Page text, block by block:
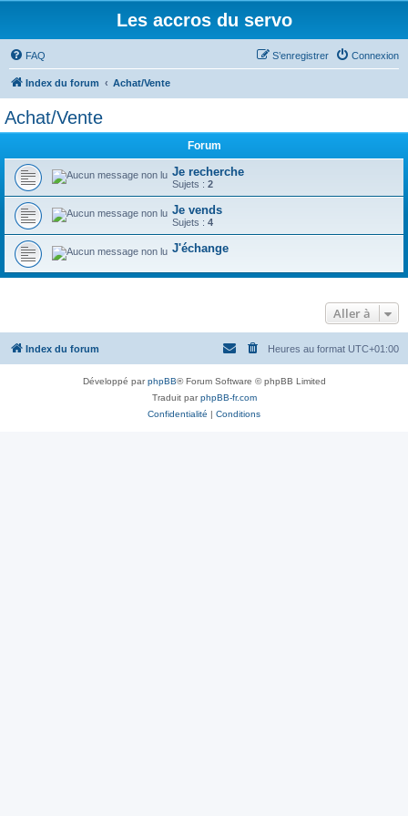
Les accros du servo
FAQ Connexion
S’enregistrer
Index du forum Achat/Vente
Achat/Vente
Forum
Je recherche
Sujets : 2
Je vends
Sujets : 4
J'échange
Aller à
Index du forum Heures au format UTC+01:00
Développé parphpBB® Forum Software © phpBB Limited
Traduit parphpBB-fr.com
Confidentialité | Conditions